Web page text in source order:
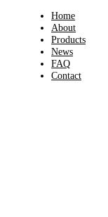
Home
About
Products
News
FAQ
Contact